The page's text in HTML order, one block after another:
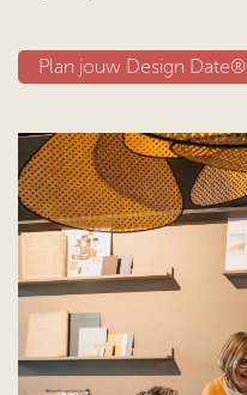
Plan jouw D​​esign Date®